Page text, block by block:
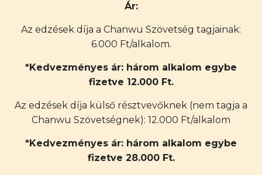
Ár:
Az edzések díja a Chanwu Szövetség tagjainak:
6.000 Ft/alkalom.
*Kedvezményes ár: három alkalom egybe
fizetve 12.000 Ft.
Az edzések díja külső résztvevőknek (nem tagja a
Chanwu Szövetségnek): 12.000 Ft/alkalom
*Kedvezményes ár: három alkalom egybe
fizetve 28.000 Ft.